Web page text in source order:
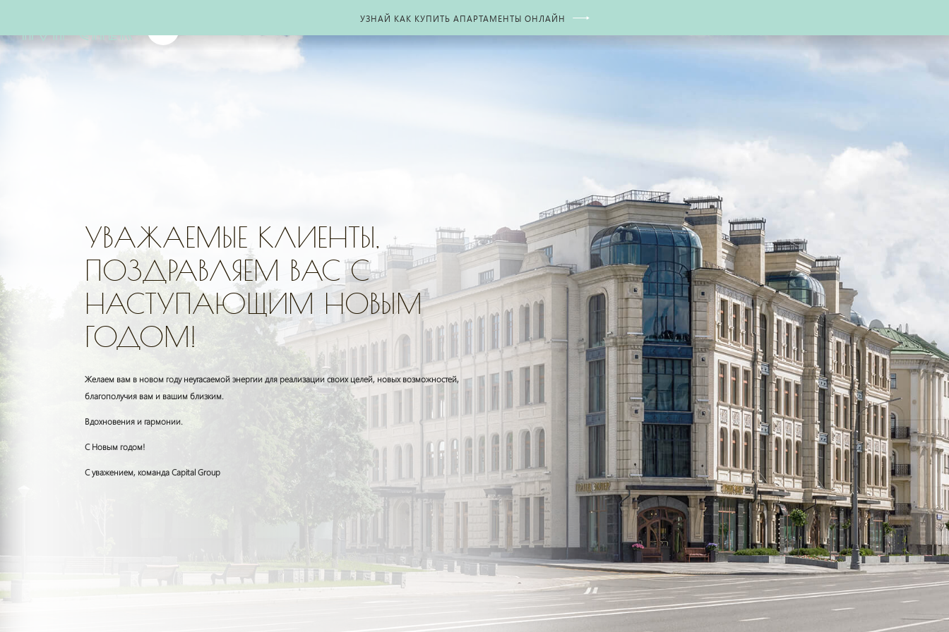
УЗНАЙ КАК КУПИТЬ АПАРТАМЕНТЫ ОНЛАЙН
УВАЖАЕМЫЕ КЛИЕНТЫ,
ПОЗДРАВЛЯЕМ ВАС С
НАСТУПАЮЩИМ НОВЫМ
ГОДОМ!
Желаем вам в новом году неугасаемой энергии для реализации своих целей, новых возможностей,
благополучия вам и вашим близким.
Вдохновения и гармонии.
С Новым годом!
С уважением, команда Capital Group